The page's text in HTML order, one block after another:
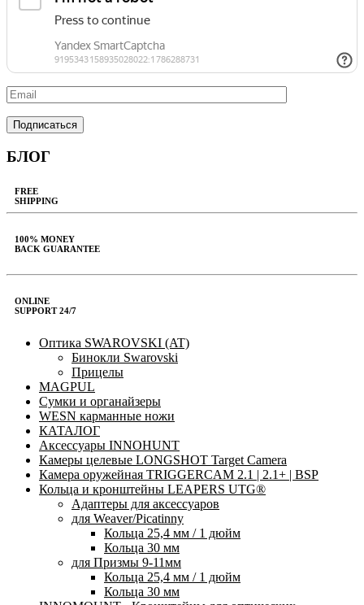
БЛОГ
FREE
SHIPPING
100% MONEY
BACK GUARANTEE
ONLINE
SUPPORT 24/7
Оптика SWAROVSKI (AT)
Бинокли Swarovski
Прицелы
MAGPUL
Сумки и органайзеры
WESN карманные ножи
КАТАЛОГ
Аксессуары INNOHUNT
Камеры целевые LONGSHOT Target Camera
Камера оружейная TRIGGERCAM 2.1 | 2.1+ | BSP
Кольца и кронштейны LEAPERS UTG®
Адаптеры для аксессуаров
для Weaver/Picatinny
Кольца 25,4 мм / 1 дюйм
Кольца 30 мм
для Призмы 9-11мм
Кольца 25,4 мм / 1 дюйм
Кольца 30 мм